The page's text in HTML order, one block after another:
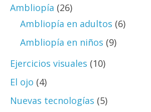
Ambliopía (26)
Ambliopía en adultos (6)
Ambliopía en niños (9)
Ejercicios visuales (10)
El ojo (4)
Nuevas tecnologías (5)